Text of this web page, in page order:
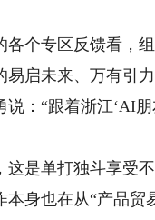
专区反馈看，组
启未来、万有引力
“跟着浙江‘AI朋
是单打独斗享受不
也在从“产品贸